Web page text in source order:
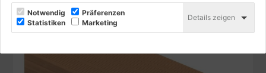
Notwendig
Präferenzen
Statistiken
Marketing
Details zeigen